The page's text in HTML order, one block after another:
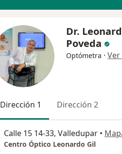
Dr.
Poveda
Optómetra · Ver
Dirección 1 Dirección 2
Calle 15 14-33, Valledupar •
Centro Óptico Leonardo Gil